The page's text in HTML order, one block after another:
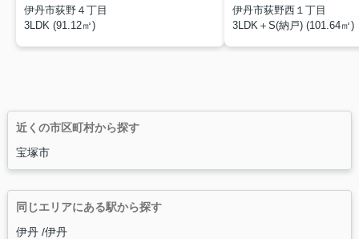
伊丹市荻野４丁目
3LDK (91.12㎡)
伊丹市荻野西１丁目
3LDK＋S(納戸) (101.64㎡)
近くの市区町村から探す
宝塚市
同じエリアにある駅から探す
伊丹 伊丹